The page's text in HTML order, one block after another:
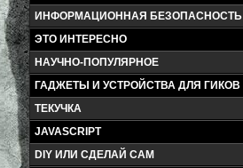
ИНФОРМАЦИОННАЯ БЕЗОПАСНОСТЬ
ЭТО ИНТЕРЕСНО
НАУЧНО-ПОПУЛЯРНОЕ
ГАДЖЕТЫ И УСТРОЙСТВА ДЛЯ ГИКОВ
ТЕКУЧКА
JAVASCRIPT
DIY ИЛИ СДЕЛАЙ САМ